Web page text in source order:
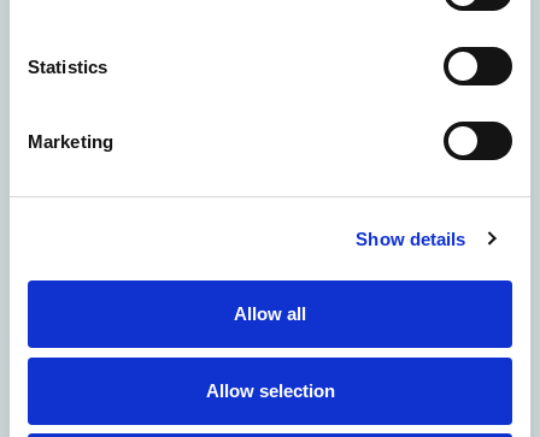
Statistics
Marketing
Show details
Allow all
Allow selection
+300clientes